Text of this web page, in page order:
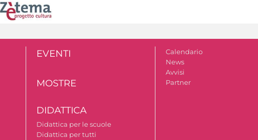
EVENTI
MOSTRE
DIDATTICA
Didattica per le scuole
Didattica per tutti
Calendario
News
Avvisi
Partner